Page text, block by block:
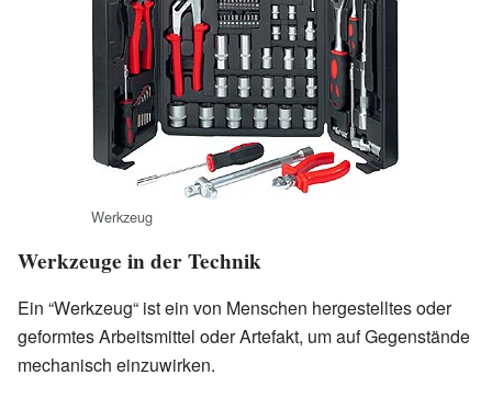
Werkzeug
Werkzeuge in der Technik
Ein “Werkzeug“ ist ein von Menschen hergestelltes oder
geformtes Arbeitsmittel oder Artefakt, um auf Gegenstände
mechanisch einzuwirken.